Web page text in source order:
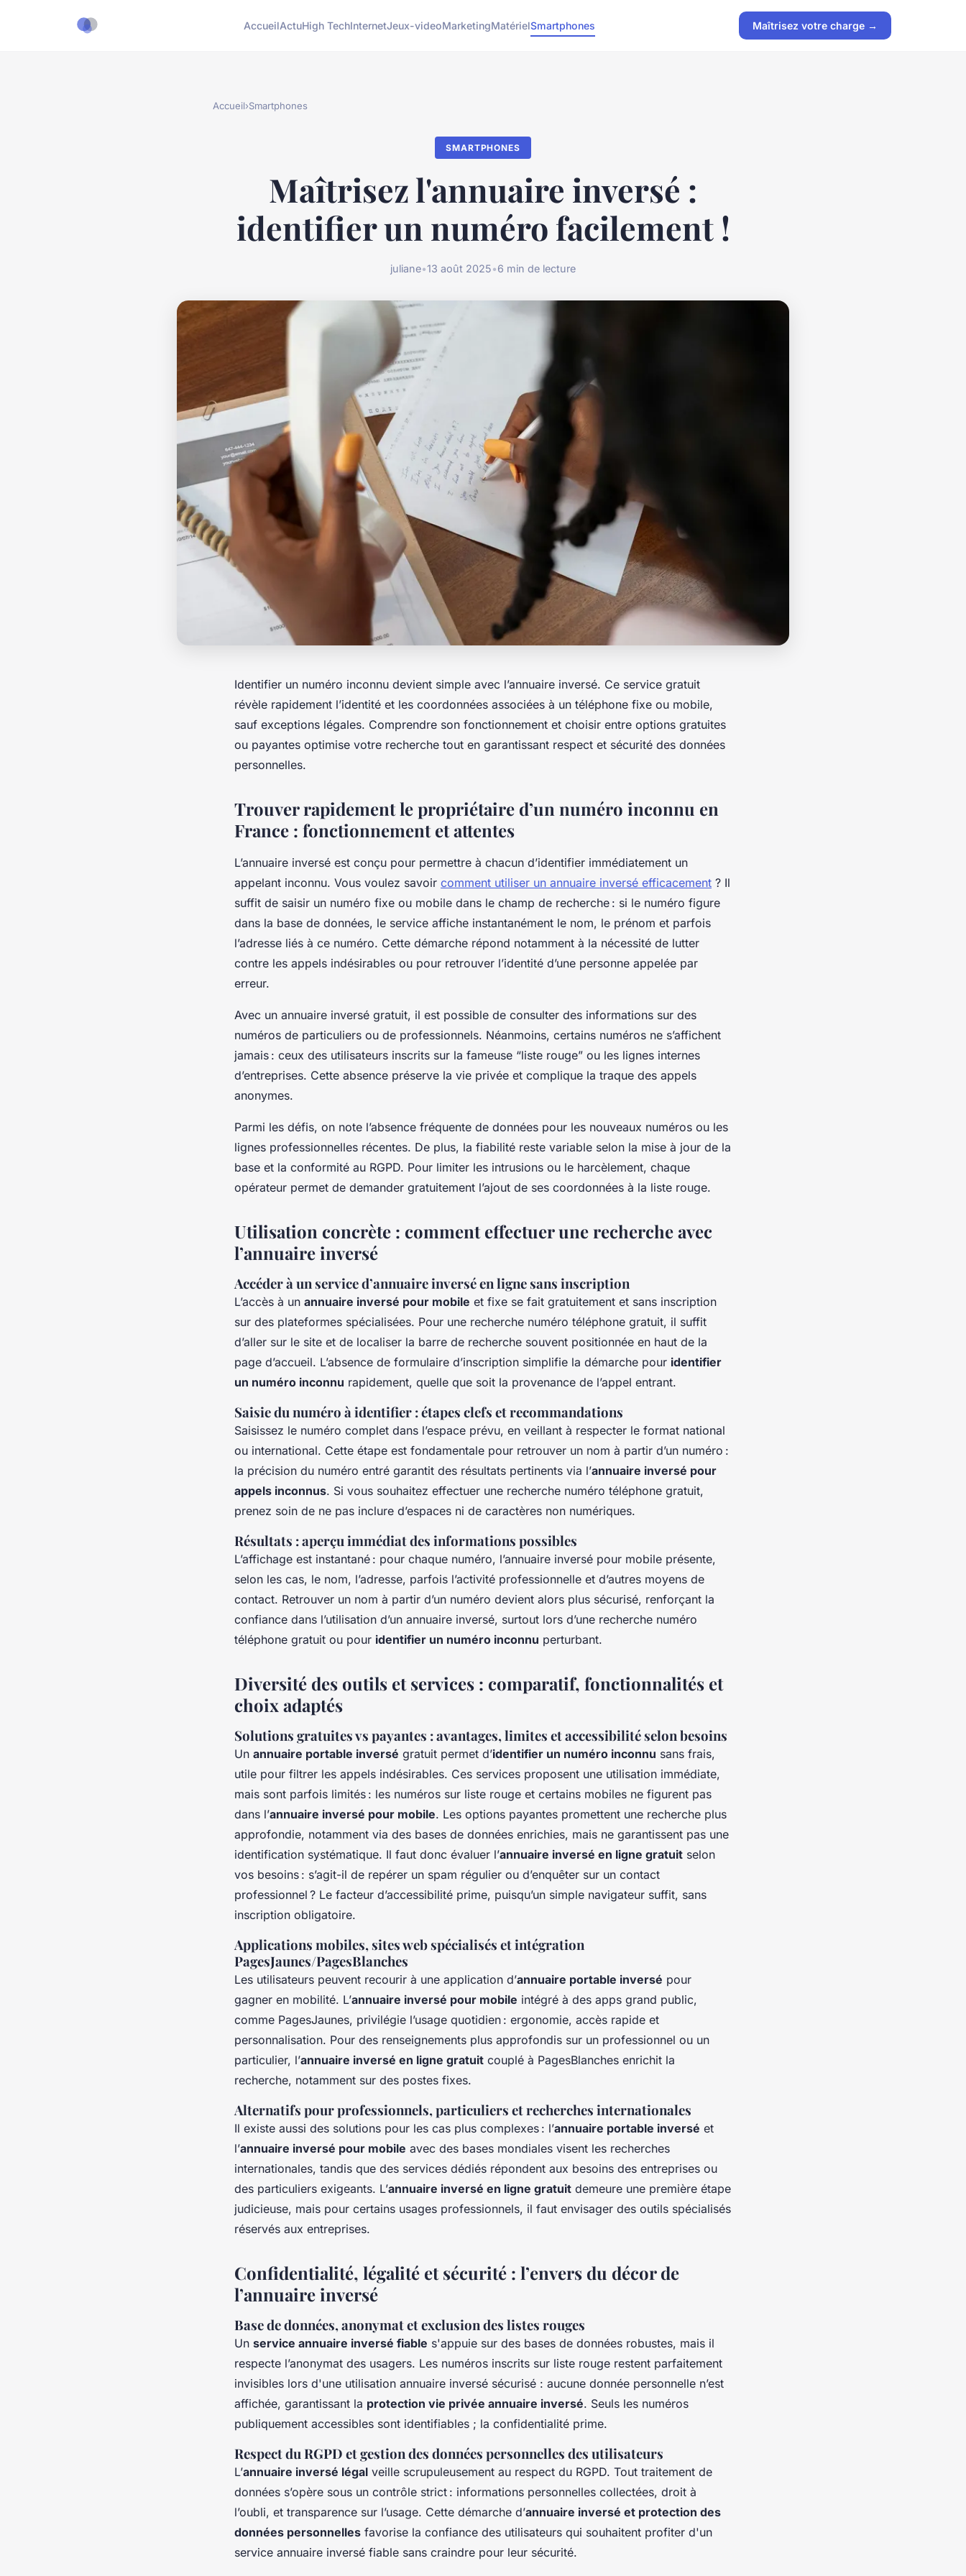
AccueilActuHigh TechInternetJeux-videoMarketingMatérielSmartphones Maîtrisez votre charge →
Accueil›Smartphones
SMARTPHONES
Maîtrisez l'annuaire inversé :
identifier un numéro facilement !
juliane•13 août 2025•6 min de lecture
Identifier un numéro inconnu devient simple avec l’annuaire inversé. Ce service gratuit
révèle rapidement l’identité et les coordonnées associées à un téléphone fixe ou mobile,
sauf exceptions légales. Comprendre son fonctionnement et choisir entre options gratuites
ou payantes optimise votre recherche tout en garantissant respect et sécurité des données
personnelles.
Trouver rapidement le propriétaire d’un numéro inconnu en
France : fonctionnement et attentes
L’annuaire inversé est conçu pour permettre à chacun d’identifier immédiatement un
appelant inconnu. Vous voulez savoir comment utiliser un annuaire inversé efficacement ? Il
suffit de saisir un numéro fixe ou mobile dans le champ de recherche : si le numéro figure
dans la base de données, le service affiche instantanément le nom, le prénom et parfois
l’adresse liés à ce numéro. Cette démarche répond notamment à la nécessité de lutter
contre les appels indésirables ou pour retrouver l’identité d’une personne appelée par
erreur.
Avec un annuaire inversé gratuit, il est possible de consulter des informations sur des
numéros de particuliers ou de professionnels. Néanmoins, certains numéros ne s’affichent
jamais : ceux des utilisateurs inscrits sur la fameuse “liste rouge” ou les lignes internes
d’entreprises. Cette absence préserve la vie privée et complique la traque des appels
anonymes.
Parmi les défis, on note l’absence fréquente de données pour les nouveaux numéros ou les
lignes professionnelles récentes. De plus, la fiabilité reste variable selon la mise à jour de la
base et la conformité au RGPD. Pour limiter les intrusions ou le harcèlement, chaque
opérateur permet de demander gratuitement l’ajout de ses coordonnées à la liste rouge.
Utilisation concrète : comment effectuer une recherche avec
l’annuaire inversé
Accéder à un service d’annuaire inversé en ligne sans inscription
L’accès à un annuaire inversé pour mobile et fixe se fait gratuitement et sans inscription
sur des plateformes spécialisées. Pour une recherche numéro téléphone gratuit, il suffit
d’aller sur le site et de localiser la barre de recherche souvent positionnée en haut de la
page d’accueil. L’absence de formulaire d’inscription simplifie la démarche pour identifier
un numéro inconnu rapidement, quelle que soit la provenance de l’appel entrant.
Saisie du numéro à identifier : étapes clefs et recommandations
Saisissez le numéro complet dans l’espace prévu, en veillant à respecter le format national
ou international. Cette étape est fondamentale pour retrouver un nom à partir d’un numéro :
la précision du numéro entré garantit des résultats pertinents via l’annuaire inversé pour
appels inconnus. Si vous souhaitez effectuer une recherche numéro téléphone gratuit,
prenez soin de ne pas inclure d’espaces ni de caractères non numériques.
Résultats : aperçu immédiat des informations possibles
L’affichage est instantané : pour chaque numéro, l’annuaire inversé pour mobile présente,
selon les cas, le nom, l’adresse, parfois l’activité professionnelle et d’autres moyens de
contact. Retrouver un nom à partir d’un numéro devient alors plus sécurisé, renforçant la
confiance dans l’utilisation d’un annuaire inversé, surtout lors d’une recherche numéro
téléphone gratuit ou pour identifier un numéro inconnu perturbant.
Diversité des outils et services : comparatif, fonctionnalités et
choix adaptés
Solutions gratuites vs payantes : avantages, limites et accessibilité selon besoins
Un annuaire portable inversé gratuit permet d’identifier un numéro inconnu sans frais,
utile pour filtrer les appels indésirables. Ces services proposent une utilisation immédiate,
mais sont parfois limités : les numéros sur liste rouge et certains mobiles ne figurent pas
dans l’annuaire inversé pour mobile. Les options payantes promettent une recherche plus
approfondie, notamment via des bases de données enrichies, mais ne garantissent pas une
identification systématique. Il faut donc évaluer l’annuaire inversé en ligne gratuit selon
vos besoins : s’agit-il de repérer un spam régulier ou d’enquêter sur un contact
professionnel ? Le facteur d’accessibilité prime, puisqu’un simple navigateur suffit, sans
inscription obligatoire.
Applications mobiles, sites web spécialisés et intégration
PagesJaunes/PagesBlanches
Les utilisateurs peuvent recourir à une application d’annuaire portable inversé pour
gagner en mobilité. L’annuaire inversé pour mobile intégré à des apps grand public,
comme PagesJaunes, privilégie l’usage quotidien : ergonomie, accès rapide et
personnalisation. Pour des renseignements plus approfondis sur un professionnel ou un
particulier, l’annuaire inversé en ligne gratuit couplé à PagesBlanches enrichit la
recherche, notamment sur des postes fixes.
Alternatifs pour professionnels, particuliers et recherches internationales
Il existe aussi des solutions pour les cas plus complexes : l’annuaire portable inversé et
l’annuaire inversé pour mobile avec des bases mondiales visent les recherches
internationales, tandis que des services dédiés répondent aux besoins des entreprises ou
des particuliers exigeants. L’annuaire inversé en ligne gratuit demeure une première étape
judicieuse, mais pour certains usages professionnels, il faut envisager des outils spécialisés
réservés aux entreprises.
Confidentialité, légalité et sécurité : l’envers du décor de
l’annuaire inversé
Base de données, anonymat et exclusion des listes rouges
Un service annuaire inversé fiable s'appuie sur des bases de données robustes, mais il
respecte l’anonymat des usagers. Les numéros inscrits sur liste rouge restent parfaitement
invisibles lors d'une utilisation annuaire inversé sécurisé : aucune donnée personnelle n’est
affichée, garantissant la protection vie privée annuaire inversé. Seuls les numéros
publiquement accessibles sont identifiables ; la confidentialité prime.
Respect du RGPD et gestion des données personnelles des utilisateurs
L’annuaire inversé légal veille scrupuleusement au respect du RGPD. Tout traitement de
données s’opère sous un contrôle strict : informations personnelles collectées, droit à
l’oubli, et transparence sur l’usage. Cette démarche d’annuaire inversé et protection des
données personnelles favorise la confiance des utilisateurs qui souhaitent profiter d'un
service annuaire inversé fiable sans craindre pour leur sécurité.